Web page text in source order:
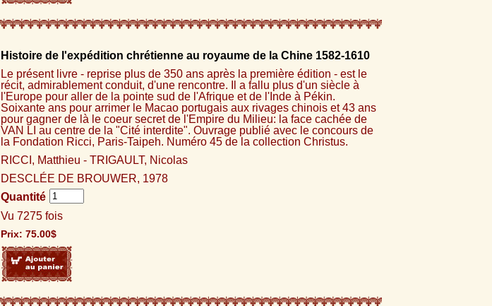
Histoire de l'expédition chrétienne au royaume de la Chine 1582-1610
Le présent livre - reprise plus de 350 ans après la première édition - est le
récit, admirablement conduit, d'une rencontre. Il a fallu plus d'un siècle à
l'Europe pour aller de la pointe sud de l'Afrique et de l'Inde à Pékin.
Soixante ans pour arrimer le Macao portugais aux rivages chinois et 43 ans
pour gagner de là le coeur secret de l'Empire du Milieu: la face cachée de
VAN LI au centre de la "Cité interdite". Ouvrage publié avec le concours de
la Fondation Ricci, Paris-Taipeh. Numéro 45 de la collection Christus.
RICCI, Matthieu - TRIGAULT, Nicolas
DESCLÉE DE BROUWER, 1978
Quantité
Vu 7275 fois
Prix: 75.00$